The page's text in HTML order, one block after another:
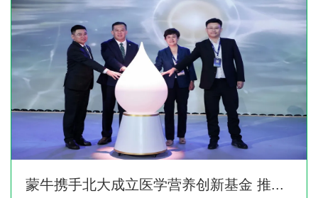
蒙牛携手北大成立医学营养创新基金 推...